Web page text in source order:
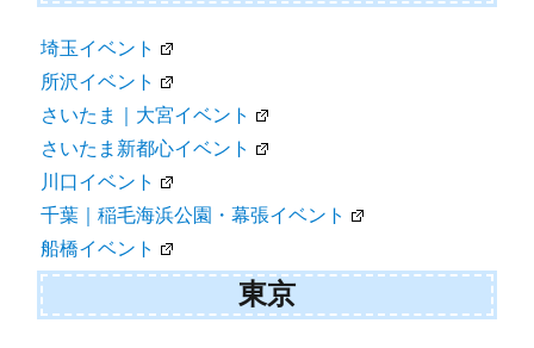
埼玉イベント
所沢イベント
さいたま｜大宮イベント
さいたま新都心イベント
川口イベント
千葉｜稲毛海浜公園・幕張イベント
船橋イベント
東京